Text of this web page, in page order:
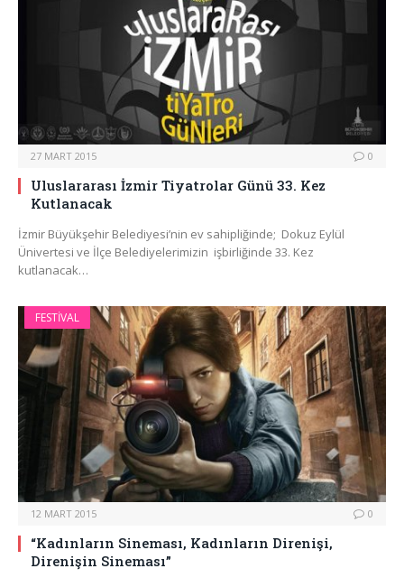
27 MART 2015 0
Uluslararası İzmir Tiyatrolar Günü 33. Kez
Kutlanacak
İzmir Büyükşehir Belediyesi’nin ev sahipliğinde; Dokuz Eylül
Ünivertesi ve İlçe Belediyelerimizin işbirliğinde 33. Kez
kutlanacak…
FESTIVAL
12 MART 2015 0
“Kadınların Sineması, Kadınların Direnişi,
Direnişin Sineması”